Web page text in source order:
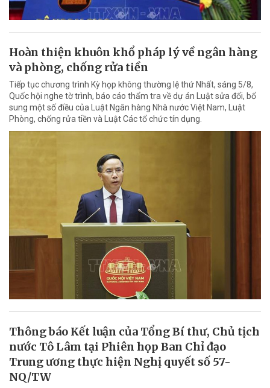
Hoàn thiện khuôn khổ pháp lý về ngân hàng
và phòng, chống rửa tiền
Tiếp tục chương trình Kỳ họp không thường lệ thứ Nhất, sáng 5/8,
Quốc hội nghe tờ trình, báo cáo thẩm tra về dự án Luật sửa đổi, bổ
sung một số điều của Luật Ngân hàng Nhà nước Việt Nam, Luật
Phòng, chống rửa tiền và Luật Các tổ chức tín dụng.
Thông báo Kết luận của Tổng Bí thư, Chủ tịch
nước Tô Lâm tại Phiên họp Ban Chỉ đạo
Trung ương thực hiện Nghị quyết số 57-
NQ/TW